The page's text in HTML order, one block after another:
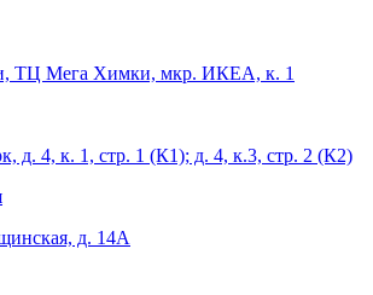
ТЦ Мега Химки, мкр. ИКЕА, к. 1
д. 4, к. 1, стр. 1 (К1); д. 4, к.3, стр. 2 (К2)
д. 14А